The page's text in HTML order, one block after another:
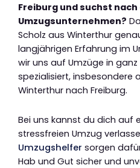
Freiburg und suchst
Umzugsunternehmen?
Scholz aus Winterthur
langjährigen Erfahrung im
wir uns auf Umzüge in ganz
spezialisiert, insbesondere
Winterthur nach Freiburg.
Bei uns kannst du dich auf
stressfreien Umzug
Umzugshelfer sorgen
Hab und Gut sicher und